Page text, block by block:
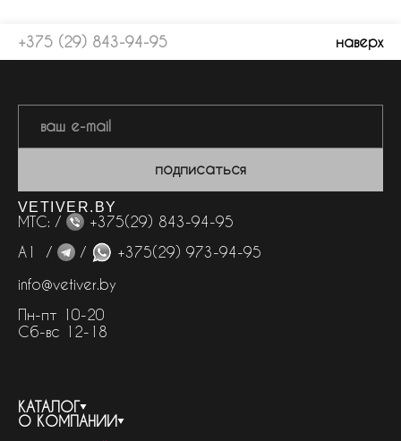
+375 (29) 843-94-95 наверх
подписаться
VETIVER.BY
МТС: /
+375(29) 843-94-95
А1 /
/
+375(29) 973-94-95
info@vetiver.by
Пн-пт 10-20
Сб-вс 12-18
КАТАЛОГ
О КОМПАНИИ